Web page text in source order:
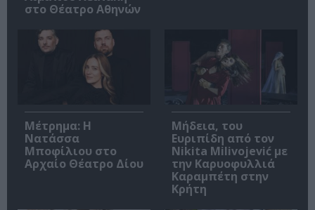
στο Θέατρο Αθηνών
Μέτρημα: Η
Νατάσσα
Μποφίλιου στο
Αρχαίο Θέατρο Δίου
Μήδεια, του
Ευριπίδη από τον
Nikita Milivojević με
την Καρυοφυλλιά
Καραμπέτη στην
Κρήτη